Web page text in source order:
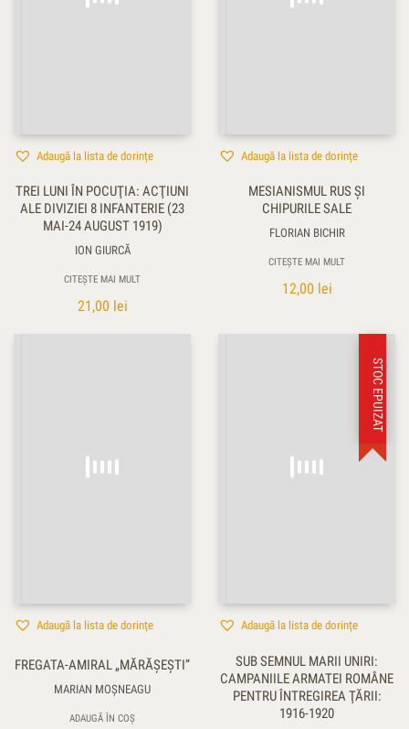
Adaugă la lista de dorințe
TREI LUNI ÎN POCUŢIA: ACŢIUNI
ALE DIVIZIEI 8 INFANTERIE (23
MAI-24 AUGUST 1919)
ION GIURCĂ
CITEȘTE MAI MULT
21,00 lei
Adaugă la lista de dorințe
MESIANISMUL RUS ŞI
CHIPURILE SALE
FLORIAN BICHIR
CITEȘTE MAI MULT
12,00 lei
Adaugă la lista de dorințe
FREGATA-AMIRAL „MĂRĂŞEŞTI”
MARIAN MOŞNEAGU
ADAUGĂ ÎN COȘ
STOC EPUIZAT
Adaugă la lista de dorințe
SUB SEMNUL MARII UNIRI:
CAMPANIILE ARMATEI ROMÂNE
PENTRU ÎNTREGIREA ŢĂRII:
1916-1920